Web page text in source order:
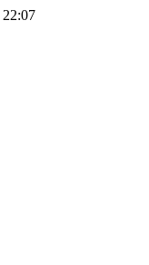
22:07